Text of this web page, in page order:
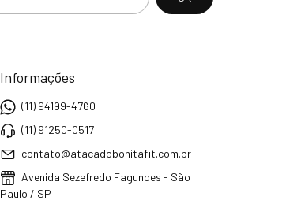
Informações
(11) 94199-4760
(11) 91250-0517
contato@atacadobonitafit.com.br
Avenida Sezefredo Fagundes - São
Paulo / SP